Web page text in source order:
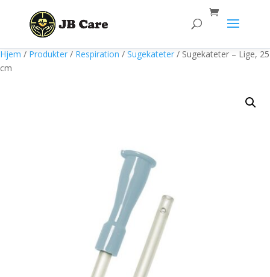
Products
search
Hjem / Produkter/ Respiration / Sugekateter/ Sugekateter – Lige, 25
cm